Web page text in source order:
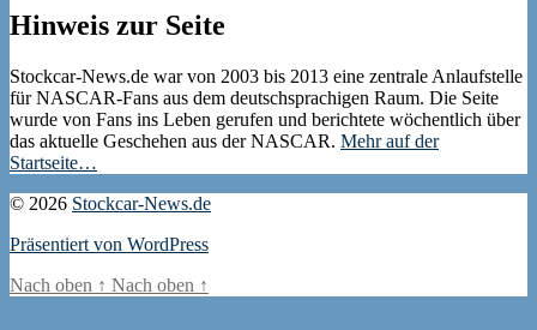
Hinweis zur Seite
Stockcar-News.de war von 2003 bis 2013 eine zentrale Anlaufstelle
für NASCAR-Fans aus dem deutschsprachigen Raum. Die Seite
wurde von Fans ins Leben gerufen und berichtete wöchentlich über
das aktuelle Geschehen aus der NASCAR. Mehr auf der
Startseite…
© 2026 Stockcar-News.de
Präsentiert von WordPress
Nach oben ↑ Nach oben ↑